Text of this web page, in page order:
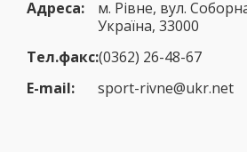
Адреса:
м. Рівне, вул.
Україна, 33000
Тел.факс:(0362) 26-48-67
E-mail:
sport-rivne@ukr.net